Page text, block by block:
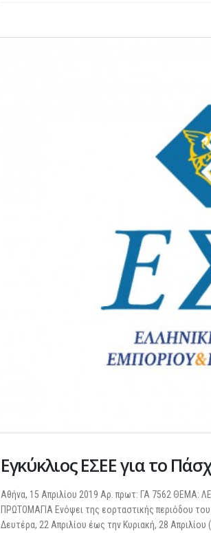
Εγκύκλιος ΕΣΕΕ για το
Αθήνα, 15 Απριλίου 2019 Αρ. πρωτ: ΓΑ 7562 ΘΕΜΑ:
ΠΡΩΤΟΜΑΓΙΑ Ενόψει της εορταστικής περιόδου
Δευτέρα, 22 Απριλίου έως την Κυριακή, 28